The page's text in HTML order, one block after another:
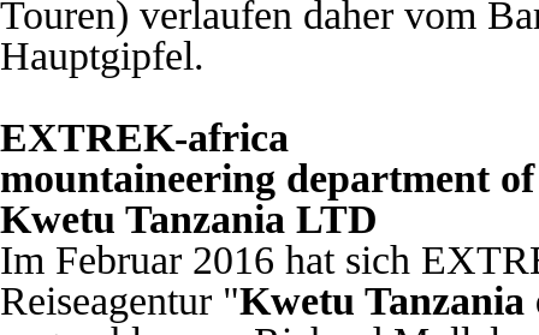
Touren) verlaufen daher vom
Hauptgipfel.
EXTREK-africa
mountaineering department of
Kwetu Tanzania LTD
Im Februar 2016 hat sich
Reiseagentur "Kwetu